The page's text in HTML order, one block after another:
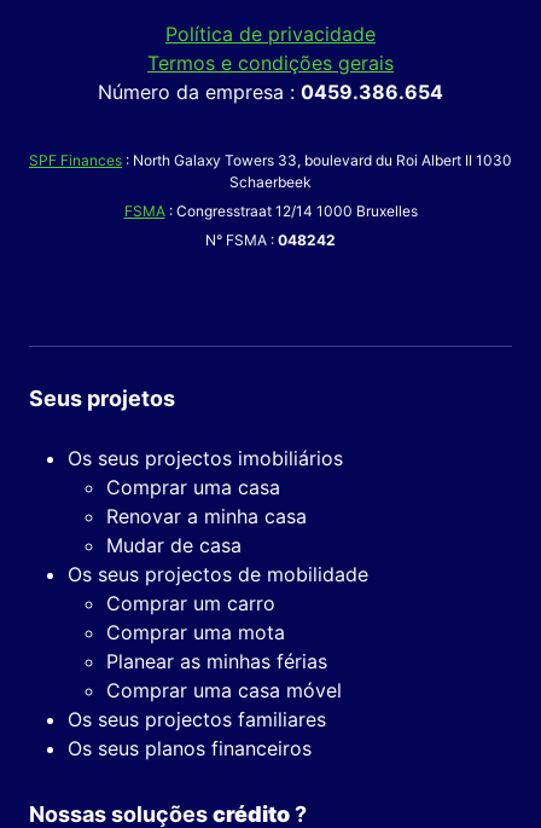
Política de privacidade
Termos e condições gerais
Número da empresa : 0459.386.654
SPF Finances : North Galaxy Towers 33, boulevard du Roi Albert II 1030
Schaerbeek
FSMA: Congresstraat 12/14 1000 Bruxelles
N° FSMA : 048242
Seus projetos
Os seus projectos imobiliários
Comprar uma casa
Renovar a minha casa
Mudar de casa
Os seus projectos de mobilidade
Comprar um carro
Comprar uma mota
Planear as minhas férias
Comprar uma casa móvel
Os seus projectos familiares
Os seus planos financeiros
Nossas soluçõescrédito?